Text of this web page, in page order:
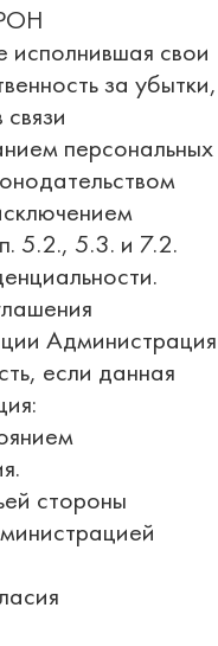
исполнившая свои
за убытки,
персональных
5.2., 5.3. и 7.2.
Администрация
если данная
стороны